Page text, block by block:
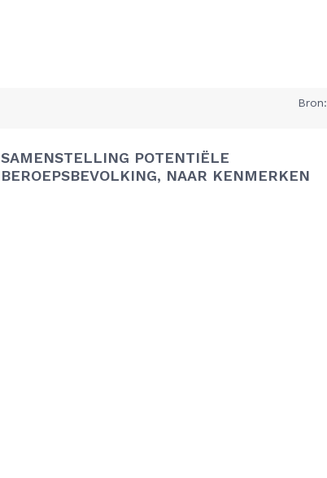
Bron:
SAMENSTELLING POTENTIËLE
BEROEPSBEVOLKING, NAAR KENMERKEN